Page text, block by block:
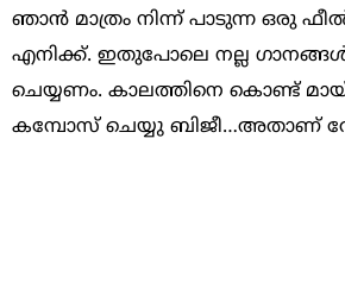
ഞാന്‍ മാത്രം നിന്ന് പാടുന്ന ഒരു
എനിക്ക്. ഇതുപോലെ നല്ല
ചെയ്യണം. കാലത്തിനെ കൊണ്ട്
കമ്പോസ് ചെയ്യു ബിജീ…അതാണ്